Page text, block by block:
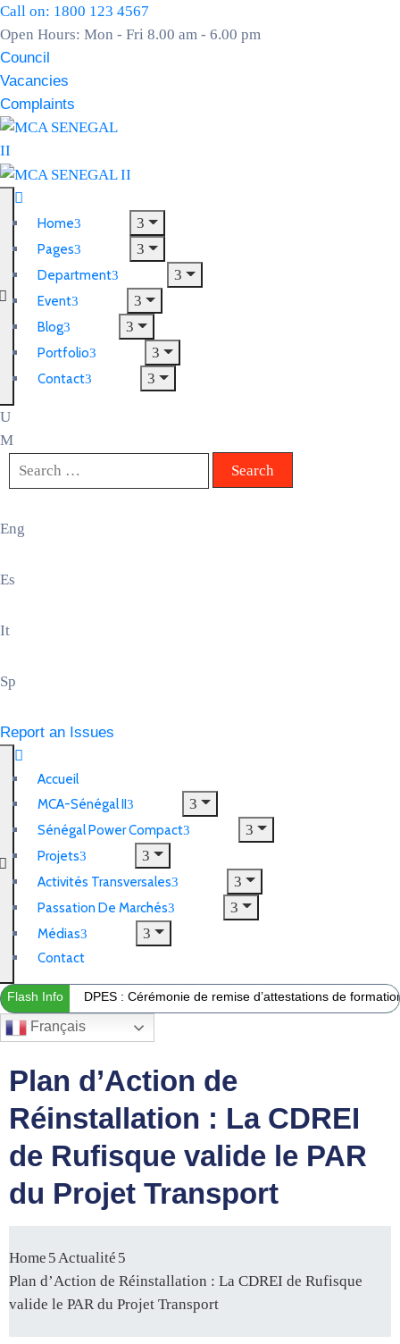
Call on: 1800 123 4567
Open Hours: Mon - Fri 8.00 am - 6.00 pm
Council
Vacancies
Complaints
Home
Pages
Department
Event
Blog
Portfolio
Contact
Eng
Es
It
Sp
Report an Issues
Accueil
MCA-Sénégal II
Sénégal Power Compact
Projets
Activités Transversales
Passation De Marchés
Médias
Contact
Flash Info DPES : Cérémonie de remise d’attestations de
Français
Plan d’Action de
Réinstallation : La CDREI
de Rufisque valide le PAR
du Projet Transport
Home
Actualité
Plan d’Action de Réinstallation : La CDREI de Rufisque
valide le PAR du Projet Transport